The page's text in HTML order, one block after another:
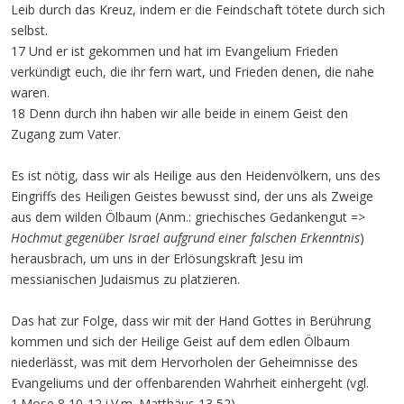
Leib durch das Kreuz, indem er die Feindschaft tötete durch sich
selbst.
17 Und er ist gekommen und hat im Evangelium Frieden
verkündigt euch, die ihr fern wart, und Frieden denen, die nahe
waren.
18 Denn durch ihn haben wir alle beide in einem Geist den
Zugang zum Vater.
Es ist nötig, dass wir als Heilige aus den Heidenvölkern, uns des
Eingriffs des Heiligen Geistes bewusst sind, der uns als Zweige
aus dem wilden Ölbaum (Anm.: griechisches Gedankengut =>
Hochmut gegenüber Israel aufgrund einer falschen Erkenntnis)
herausbrach, um uns in der Erlösungskraft Jesu im
messianischen Judaismus zu platzieren.
Das hat zur Folge, dass wir mit der Hand Gottes in Berührung
kommen und sich der Heilige Geist auf dem edlen Ölbaum
niederlässt, was mit dem Hervorholen der Geheimnisse des
Evangeliums und der offenbarenden Wahrheit einhergeht (vgl.